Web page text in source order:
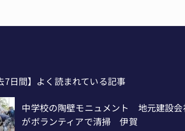
7日間】よく読まれている記事